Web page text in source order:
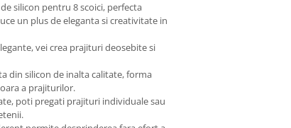
silicon pentru 8 scoici, perfecta
un plus de eleganta si creativitate in
vei crea prajituri deosebite si
din silicon de inalta calitate, forma
a prajiturilor.
poti pregati prajituri individuale sau